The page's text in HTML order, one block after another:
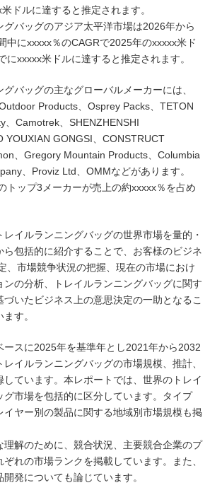
ドルに達すると推定されます。
グバッグのアジア太平洋市場は2026年から
中にxxxxx％のCAGRで2025年のxxxxx米ド
にxxxxx米ドルに達すると推定されます。
グバッグの主なグローバルメーカーには、
Products、Osprey Packs、TETON
、Camotrek、SHENZHENSHI
YOUXIAN GONGSI、CONSTRUCT
、Gregory Mountain Products、Columbia
、Proviz Ltd、OMMなどがあります。
トップ3メーカーが売上の約xxxxx％を占め
レイルランニングバッグの世界市場を量的・
ら包括的に紹介することで、お客様のビジネ
、市場競争状況の把握、現在の市場におけ
ンの分析、トレイルランニングバッグに関す
づいたビジネス上の意思決定の一助となるこ
す。
ースに2025年を基準年とし2021年から2032
イルランニングバッグの市場規模、推計、
しています。本レポートでは、世界のトレイ
グ市場を包括的に区分しています。タイプ
イヤー別の製品に関する地域別市場規模も掲
理解のために、競合状況、主要競合企業のプ
ぞれの市場ランクを掲載しています。また、
発についても論じています。